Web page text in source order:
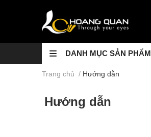
DANH MỤC SẢN PHẨM
Trang chủ / Hướng dẫn
Hướng dẫn